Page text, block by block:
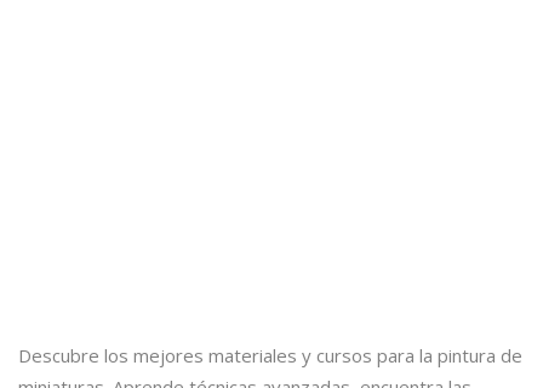
Descubre los mejores materiales y cursos para la pintura de